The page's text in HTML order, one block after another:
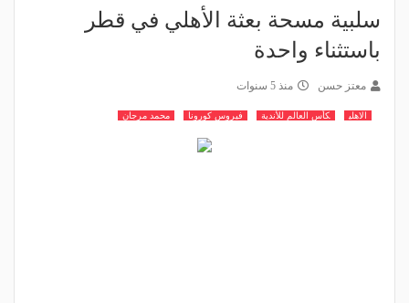
سلبية مسحة بعثة الأهلي في قطر
باستثناء واحدة
معتز حسن منذ 5 سنوات
الاهلي كأس العالم للأندية فيروس كورونا محمد مرجان